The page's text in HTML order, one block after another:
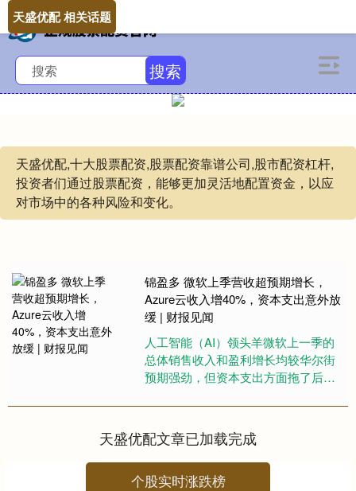
搜索
天盛优配,十大股票配资,股票配资靠谱公司,股市配资杠杆,
投资者们通过股票配资，能够更加灵活地配置资金，以应
对市场中的各种风险和变化。
天盛优配 相关话题
锦盈多 微软上季营收超预期增长，
Azure云收入增40%，资本支出意外放
缓 | 财报见闻
人工智能（AI）领头羊微软上一季的
总体销售收入和盈利增长均较华尔街
预期强劲，但资本支出方面拖了后
软公布，截至2026年3月3....
天盛优配文章已加载完成
个股实时涨跌榜